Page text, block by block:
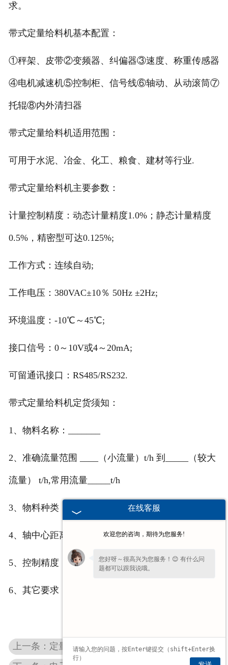
输送提升设备
- 输送机
- Z字型提升机
脉冲除尘器
称重配件
给煤机
非称重系列产品
求。
带式定量给料机基本配置：
①秤架、皮带②变频器、纠偏器③速度、称重传感器
④电机减速机⑤控制柜、信号线⑥轴动、从动滚筒⑦
托辊⑧内外清扫器
带式定量给料机适用范围：
可用于水泥、冶金、化工、粮食、建材等行业.
带式定量给料机主要参数：
计量控制精度：动态计量精度1.0%；静态计量精度
0.5%，精密型可达0.125%;
工作方式：连续自动;
工作电压：380VAC±10％ 50Hz ±2Hz;
环境温度：-10℃～45℃;
接口信号：0～10V或4～20mA;
可留通讯接口：RS485/RS232.
带式定量给料机定货须知：
1、物料名称：_______
2、准确流量范围 ____（小流量）t/h 到_____（较大
流量） t/h,常用流量_____t/h
3、物料种类：粒度____ 比重 ____ 湿度____
4、轴中心距离：____
5、控制精度：____
6、其它要求：____
上一条：定量给料秤
在线客服
欢迎您的咨询，期待为您服务!
您好呀～很高兴为您服务！😊 有什么问
题都可以跟我说哦。